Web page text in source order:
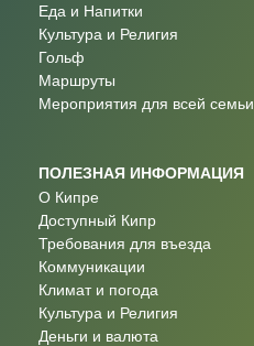
Еда и Напитки
Культура и Религия
Гольф
Маршруты
Мероприятия для всей семьи
ПОЛЕЗНАЯ ИНФОРМАЦИЯ
О Кипре
Доступный Кипр
Требования для въезда
Коммуникации
Климат и погода
Культура и Религия
Деньги и валюта